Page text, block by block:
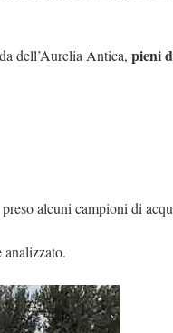
dell’Aurelia Antica, pieni
alcuni campioni di